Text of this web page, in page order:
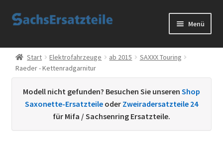
Zur
Zum
Menü
Start
AGB
Datenschutzerklärung
Start Elektrofahrzeuge ab 2015
SAXXX Touring
Raeder - Kettenradgarnitur
Modell nicht gefunden? Besuchen Sie unseren Shop
Saxonette-Ersatzteile oder Zweiradersatzteile 24
für Mifa / Sachsenring Ersatzteile.